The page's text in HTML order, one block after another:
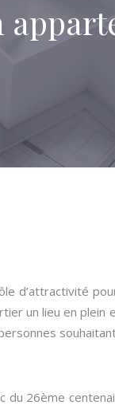
d’attractivité
un lieu en
26ème